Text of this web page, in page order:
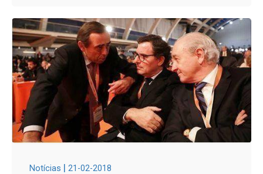
Notícias | 21-02-2018